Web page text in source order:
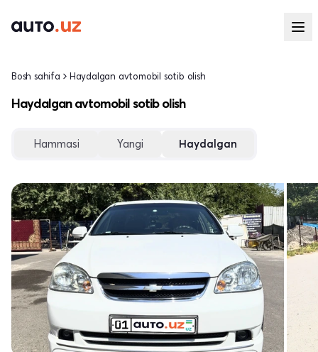
Bosh sahifa Haydalgan avtomobil sotib olish
Haydalgan avtomobil sotib olish
Hammasi Yangi Haydalgan